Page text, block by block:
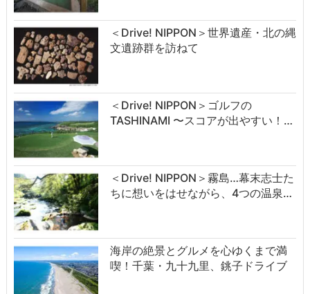
＜Drive! NIPPON＞世界遺産・北の縄
文遺跡群を訪ねて
＜Drive! NIPPON＞ゴルフの
TASHINAMI 〜スコアが出やすい！…
＜Drive! NIPPON＞霧島…幕末志士た
ちに想いをはせながら、4つの温泉…
海岸の絶景とグルメを心ゆくまで満
喫！千葉・九十九里、銚子ドライブ